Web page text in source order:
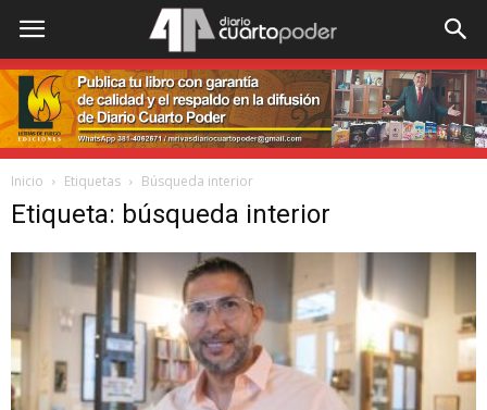
Inicio Etiquetas Búsqueda interior
Etiqueta: búsqueda interior